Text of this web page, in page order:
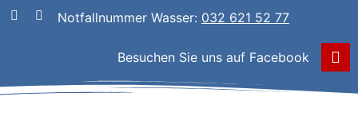
Notfallnummer Wasser: 032 621 52 77
Besuchen Sie uns auf Facebook